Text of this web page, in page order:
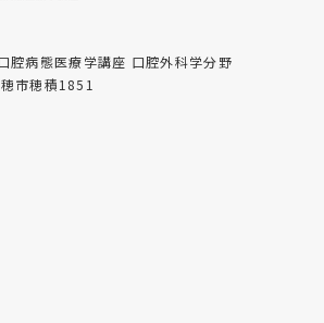
腔病態医療学講座 口腔外科学分野
市穂積1851